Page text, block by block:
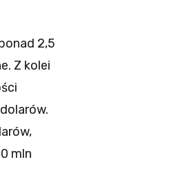
2,5
Z kolei
mln